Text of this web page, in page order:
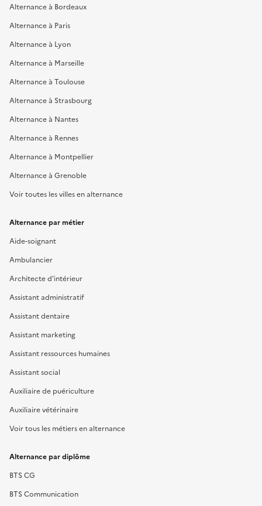
Alternance à Bordeaux
Alternance à Paris
Alternance à Lyon
Alternance à Marseille
Alternance à Toulouse
Alternance à Strasbourg
Alternance à Nantes
Alternance à Rennes
Alternance à Montpellier
Alternance à Grenoble
Voir toutes les villes en alternance
Alternance par métier
Aide-soignant
Ambulancier
Architecte d'intérieur
Assistant administratif
Assistant dentaire
Assistant marketing
Assistant ressources humaines
Assistant social
Auxiliaire de puériculture
Auxiliaire vétérinaire
Voir tous les métiers en alternance
Alternance par diplôme
BTS CG
BTS Communication